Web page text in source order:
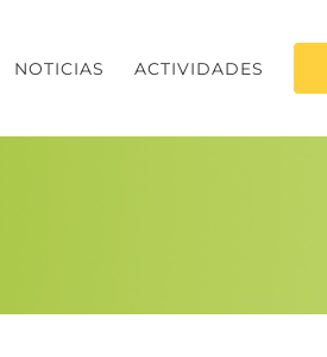
NOTICIAS ACTIVIDADES